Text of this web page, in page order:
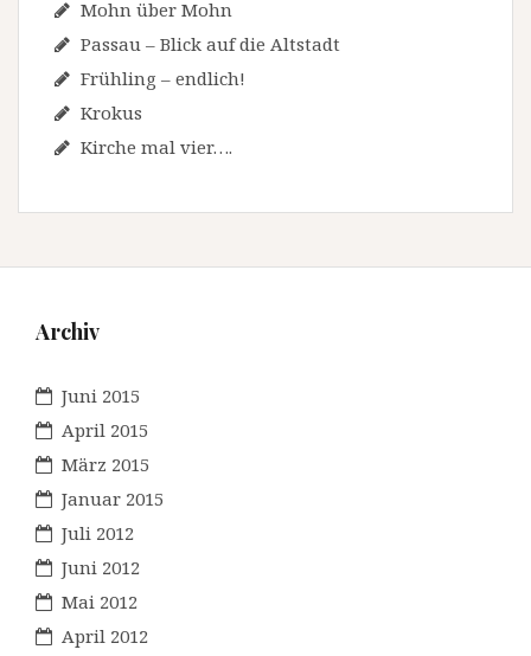
Mohn über Mohn
Passau – Blick auf die Altstadt
Frühling – endlich!
Krokus
Kirche mal vier….
Archiv
Juni 2015
April 2015
März 2015
Januar 2015
Juli 2012
Juni 2012
Mai 2012
April 2012